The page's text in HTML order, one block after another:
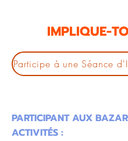
IMPLIQUE-
Participe à une Séance
PARTICIPANT AUX
ACTIVITÉS :